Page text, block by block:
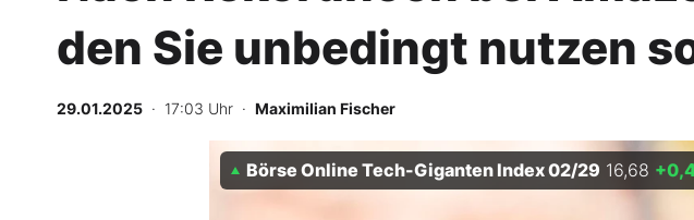
Abo & Shop
BO-Musterdepots
Experten
den Sie unbedingt nutzen
29.01.2025 · 17:03 Uhr · Maximilian Fischer
Börse Online Tech-Giganten Index 02/29 16,68